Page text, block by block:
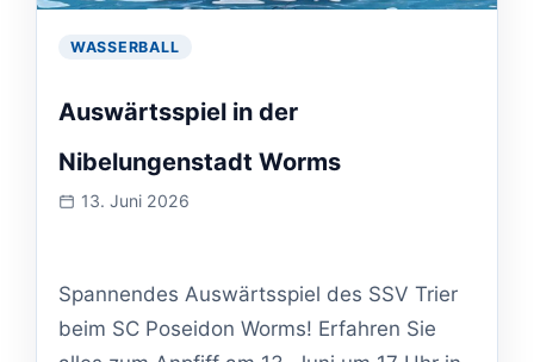
WASSERBALL
Auswärtsspiel in der
Nibelungenstadt Worms
Veranstaltung
13. Juni 2026
Spannendes Auswärtsspiel des SSV Trier
beim SC Poseidon Worms! Erfahren Sie